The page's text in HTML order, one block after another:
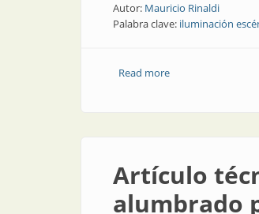
Autor: Mauricio Rinaldi
Palabra clave: iluminación
Read moreabout Noticia |
Artículo
alumbrado